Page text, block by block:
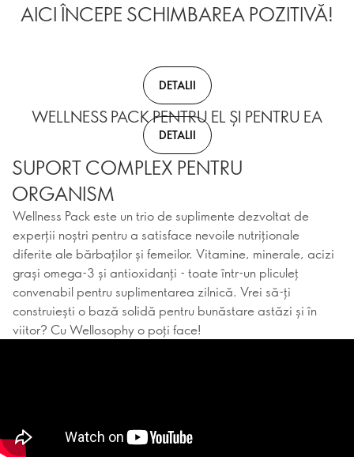
AICI ÎNCEPE SCHIMBAREA POZITIVĂ!
DETALII
WELLNESS PACK PENTRU EL ȘI PENTRU EA
DETALII
SUPORT COMPLEX PENTRU
ORGANISM
Wellness Pack este un trio de suplimente dezvoltat de
experții noștri pentru a satisface nevoile nutriționale
diferite ale bărbaților și femeilor. Vitamine, minerale, acizi
grași omega-3 și antioxidanți - toate într-un pliculeț
convenabil pentru suplimentarea zilnică. Vrei să-ți
construiești o bază solidă pentru bunăstare astăzi și în
viitor? Cu Wellosophy o poți face!